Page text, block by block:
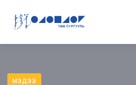
МЭДЭЭ